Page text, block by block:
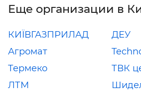
Еще организации в
КИЇВГАЗПРИЛАД
ДЕУ
Агромат
Термеко
ТВК
ЛТМ